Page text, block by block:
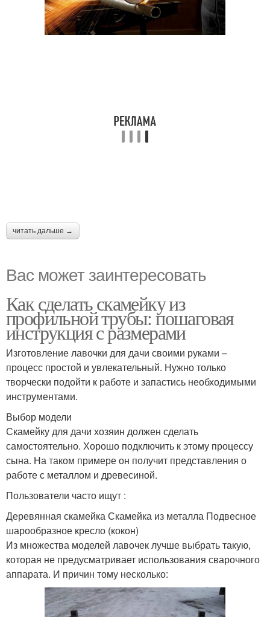
читать дальше →
Вас может заинтересовать
Как сделать скамейку из
профильной трубы: пошаговая
инструкция с размерами
Изготовление лавочки для дачи своими руками –
процесс простой и увлекательный. Нужно только
творчески подойти к работе и запастись необходимыми
инструментами.
Выбор модели
Скамейку для дачи хозяин должен сделать
самостоятельно. Хорошо подключить к этому процессу
сына. На таком примере он получит представления о
работе с металлом и древесиной.
Пользователи часто ищут :
Деревянная скамейка Скамейка из металла Подвесное
шарообразное кресло (кокон)
Из множества моделей лавочек лучше выбрать такую,
которая не предусматривает использования сварочного
аппарата. И причин тому несколько: